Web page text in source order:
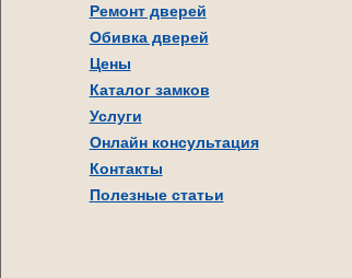
Ремонт дверей
Обивка дверей
Цены
Каталог замков
Услуги
Онлайн консультация
Контакты
Полезные статьи